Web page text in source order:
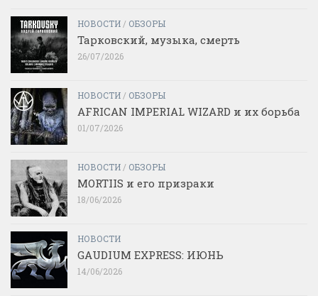
НОВОСТИ / ОБЗОРЫ
Тарковский, музыка, смерть
26/07/2026
НОВОСТИ / ОБЗОРЫ
AFRICAN IMPERIAL WIZARD и их борьба
01/07/2026
НОВОСТИ / ОБЗОРЫ
MORTIIS и его призраки
18/06/2026
НОВОСТИ
GAUDIUM EXPRESS: ИЮНЬ
14/06/2026